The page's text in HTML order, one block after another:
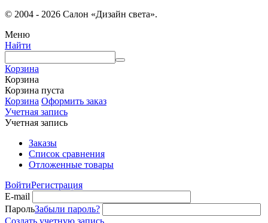
© 2004 - 2026 Салон «Дизайн света».
Меню
Найти
Корзина
Корзина
Корзина пуста
Корзина Оформить заказ
Учетная запись
Учетная запись
Заказы
Список сравнения
Отложенные товары
ВойтиРегистрация
E-mail
ПарольЗабыли пароль?